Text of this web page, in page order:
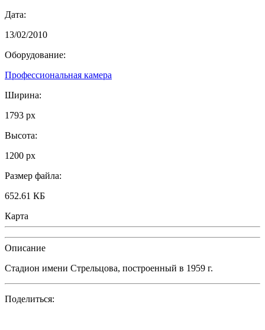
Дата:
13/02/2010
Оборудование:
Профессиональная камера
Ширина:
1793 px
Высота:
1200 px
Размер файла:
652.61 КБ
Карта
Описание
Стадион имени Стрельцова, построенный в 1959 г.
Поделиться: